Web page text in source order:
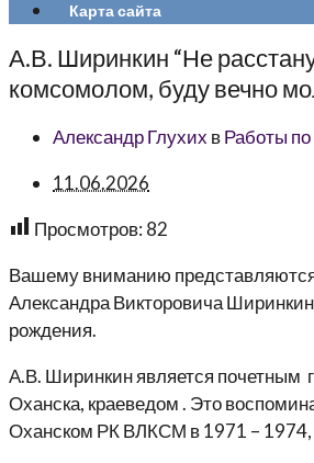
Карта сайта
А.В. Ширинкин “Не
комсомолом, буду вечно
Александр Глухих вРаботы
11.06.2026
Просмотров: 82
Вашему вниманию
Александра Викторовича
рождения.
А.В. Ширинкин является почетным
Оханска, краеведом . Это
Оханском РК ВЛКСМ в 1971 – 1974,